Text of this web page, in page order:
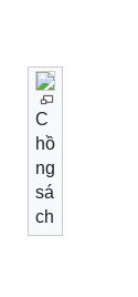
C
hồ
ng
sá
ch